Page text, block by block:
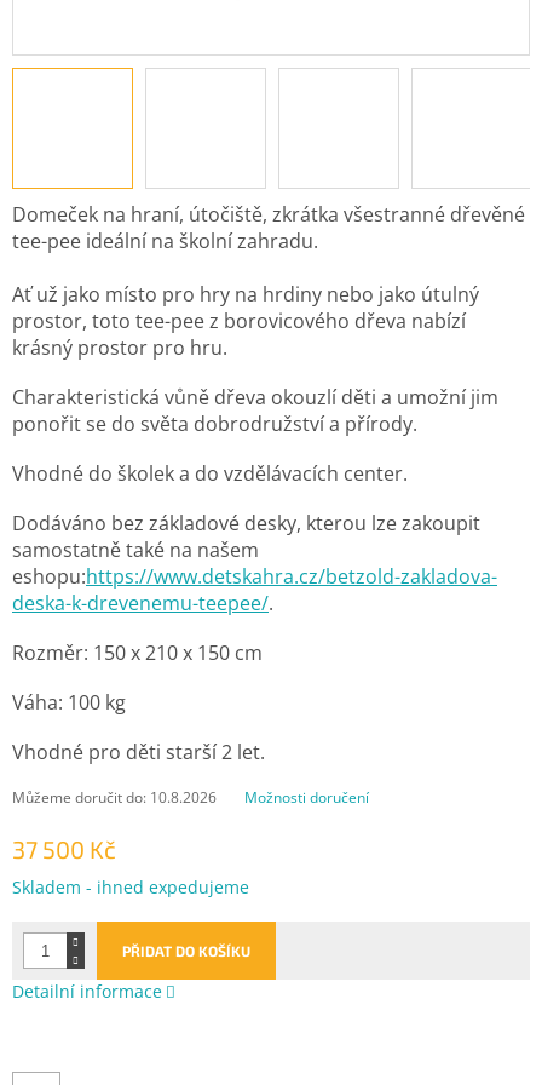
37 500 Kč
Měrná
Skladem - ihned expedujeme
Můžeme doručit do: 10.8.2026 Možnosti doručení
PŘIDAT DO KOŠÍKU
Domeček na hraní, útočiště, zkrátka všestranné dřevěné
tee-pee ideální na školní zahradu.
Ať už jako místo pro hry na hrdiny nebo jako útulný
prostor, toto tee-pee z borovicového dřeva nabízí
krásný prostor pro hru.
Charakteristická vůně dřeva okouzlí děti a umožní jim
ponořit se do světa dobrodružství a přírody.
Vhodné do školek a do vzdělávacích center.
Dodáváno bez základové desky, kterou lze zakoupit
samostatně také na našem
eshopu:https://www.detskahra.cz/betzold-zakladova-
deska-k-drevenemu-teepee/.
Rozměr: 150 x 210 x 150 cm
Váha: 100 kg
Vhodné pro děti starší 2 let.
Detailní informace